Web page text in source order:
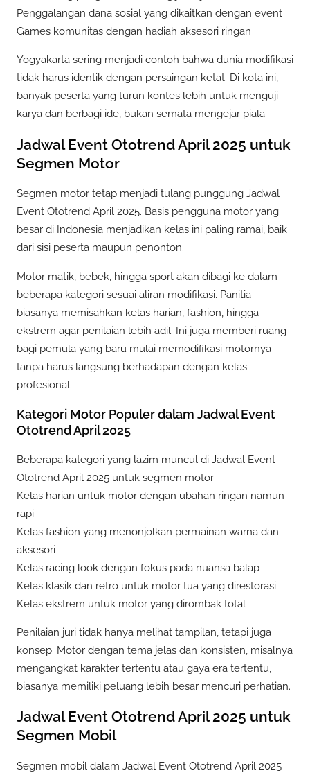
Penggalangan dana sosial yang dikaitkan dengan event
Games komunitas dengan hadiah aksesori ringan
Yogyakarta sering menjadi contoh bahwa dunia modifikasi
tidak harus identik dengan persaingan ketat. Di kota ini,
banyak peserta yang turun kontes lebih untuk menguji
karya dan berbagi ide, bukan semata mengejar piala.
Jadwal Event Ototrend April 2025 untuk
Segmen Motor
Segmen motor tetap menjadi tulang punggung Jadwal
Event Ototrend April 2025. Basis pengguna motor yang
besar di Indonesia menjadikan kelas ini paling ramai, baik
dari sisi peserta maupun penonton.
Motor matik, bebek, hingga sport akan dibagi ke dalam
beberapa kategori sesuai aliran modifikasi. Panitia
biasanya memisahkan kelas harian, fashion, hingga
ekstrem agar penilaian lebih adil. Ini juga memberi ruang
bagi pemula yang baru mulai memodifikasi motornya
tanpa harus langsung berhadapan dengan kelas
profesional.
Kategori Motor Populer dalam Jadwal Event
Ototrend April 2025
Beberapa kategori yang lazim muncul di Jadwal Event
Ototrend April 2025 untuk segmen motor
Kelas harian untuk motor dengan ubahan ringan namun
rapi
Kelas fashion yang menonjolkan permainan warna dan
aksesori
Kelas racing look dengan fokus pada nuansa balap
Kelas klasik dan retro untuk motor tua yang direstorasi
Kelas ekstrem untuk motor yang dirombak total
Penilaian juri tidak hanya melihat tampilan, tetapi juga
konsep. Motor dengan tema jelas dan konsisten, misalnya
mengangkat karakter tertentu atau gaya era tertentu,
biasanya memiliki peluang lebih besar mencuri perhatian.
Jadwal Event Ototrend April 2025 untuk
Segmen Mobil
Segmen mobil dalam Jadwal Event Ototrend April 2025